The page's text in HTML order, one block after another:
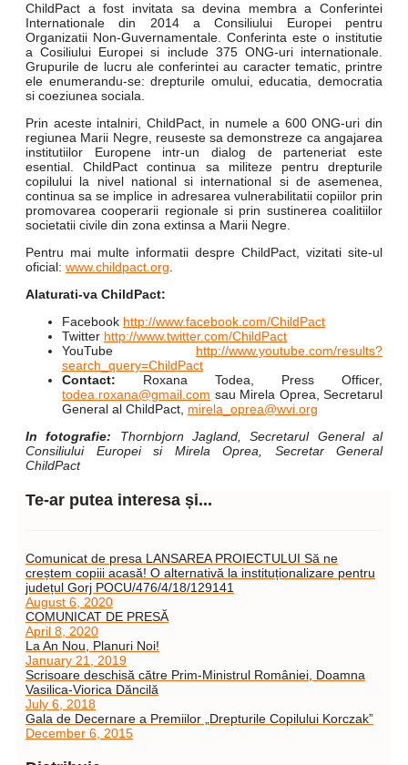
ChildPact a fost invitata sa devina membra a Conferintei
Internationale din 2014 a Consiliului Europei pentru
Organizatii Non-Guvernamentale. Conferinta este o institutie
a Cosiliului Europei si include 375 ONG-uri internationale.
Grupurile de lucru ale conferintei au caracter tematic, printre
ele enumerandu-se: drepturile omului, educatia, democratia
si coeziunea sociala.
Prin aceste intalniri, ChildPact, in numele a 600 ONG-uri din
regiunea Marii Negre, reuseste sa demonstreze ca angajarea
institutiilor Europene intr-un dialog de parteneriat este
esential. ChildPact continua sa militeze pentru drepturile
copilului la nivel national si international si de asemenea,
continua sa se implice in adresarea vulnerabilitatii copiilor prin
promovarea cooperarii regionale si prin sustinerea coalitiilor
societatii civile din zona extinsa a Marii Negre.
Pentru mai multe informatii despre ChildPact, vizitati site-ul
oficial: www.childpact.org.
Alaturati-va ChildPact:
Facebook http://www.facebook.com/ChildPact
Twitter http://www.twitter.com/ChildPact
YouTube http://www.youtube.com/results?
search_query=ChildPact
Contact: Roxana Todea, Press Officer,
todea.roxana@gmail.com sau Mirela Oprea, Secretarul
General al ChildPact, mirela_oprea@wvi.org
In fotografie: Thornbjorn Jagland, Secretarul General al
Consiliului Europei si Mirela Oprea, Secretar General
ChildPact
Te-ar putea interesa și...
Comunicat de presa LANSAREA PROIECTULUI Să ne
creștem copiii acasă! O alternativă la instituționalizare pentru
județul Gorj POCU/476/4/18/129141
August 6, 2020
COMUNICAT DE PRESĂ
April 8, 2020
La An Nou, Planuri Noi!
January 21, 2019
Scrisoare deschisă către Prim-Ministrul României, Doamna
Vasilica-Viorica Dăncilă
July 6, 2018
Gala de Decernare a Premiilor „Drepturile Copilului Korczak”
December 6, 2015